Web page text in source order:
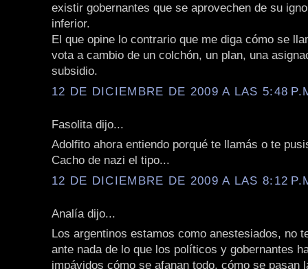
existir gobernantes que se aprovechen de su
inferior.
El que opine lo contrario que me diga cómo se
vota a cambio de un colchón, un plan, una
subsidio.
12 DE DICIEMBRE DE 2009 A LAS 5:48
Fasolita dijo...
Adolfito ahora entiendo porqué te llamás o te
Cacho de nazi el tipo...
12 DE DICIEMBRE DE 2009 A LAS 8:12
Analía dijo...
Los argentinos estamos como anestesiados, no
ante nada de lo que los políticos y gobernantes
impávidos cómo se afanan todo, cómo se pasan